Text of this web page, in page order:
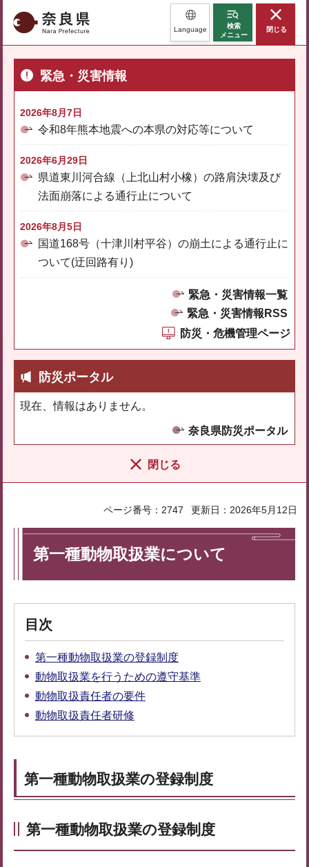
奈良県 Language
検索
メニュー
閉じる
緊急・災害情報
2026年8月7日
令和8年熊本地震への本県の対応等について
2026年6月29日
県道東川河合線（上北山村小橡）の路肩決壊及び
法面崩落による通行止について
2026年8月5日
国道168号（十津川村平谷）の崩土による通行止に
ついて(迂回路有り)
緊急・災害情報一覧
緊急・災害情報RSS
防災・危機管理ページ
防災ポータル
現在、情報はありません。
奈良県防災ポータル
閉じる
ページ番号：2747 更新日：2026年5月12日
第一種動物取扱業について
目次
第一種動物取扱業の登録制度
動物取扱業を行うための遵守基準
動物取扱責任者の要件
動物取扱責任者研修
第一種動物取扱業の登録制度
第一種動物取扱業の登録制度